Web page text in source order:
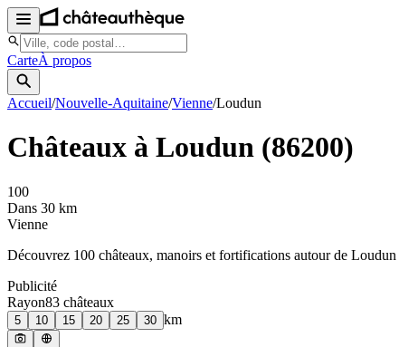
CarteÀ propos
Accueil/Nouvelle-Aquitaine/Vienne/Loudun
Châteaux à Loudun (86200)
100
Dans 30 km
Vienne
Découvrez 100 châteaux, manoirs et fortifications autour de Loudun
Publicité
Rayon83 châteaux
5 10 15 20 25 30 km